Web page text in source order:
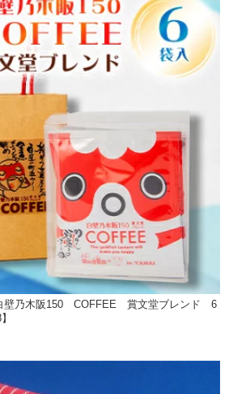
白壁乃木阪150 COFFEE 賞文堂ブレンド 6